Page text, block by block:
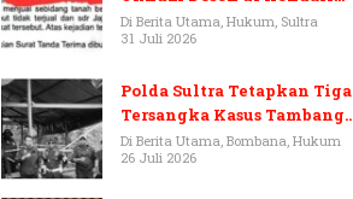
Terkait Aset Puluhan Miliar
Di Berita Utama, Hukum, Sultra
31 Juli 2026
Polda Sultra Tetapkan Tiga
Tersangka Kasus Tambang
Emas Ilegal di Bombana
Di Berita Utama, Bombana, Hukum
26 Juli 2026